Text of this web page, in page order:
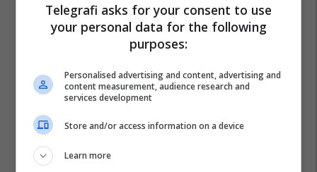
Telegrafi asks for your consent to use
your personal data for the following
purposes:
Personalised advertising and content, advertising and
content measurement, audience research and
services development
Store and/or access information on a device
Learn more